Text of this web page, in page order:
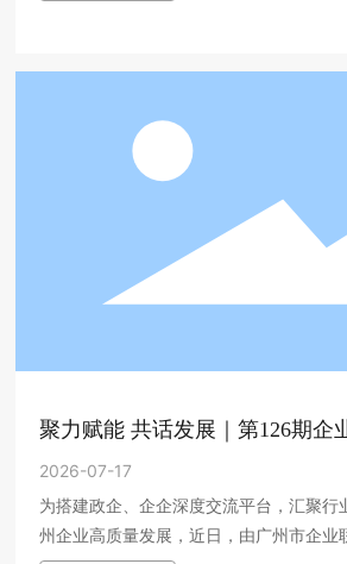
聚力赋能 共话发展｜第126期企
银行广州总行圆满举办
2026-07-17
为搭建政企、企企深度交流平台，汇聚行
州企业高质量发展，近日，由广州市企业